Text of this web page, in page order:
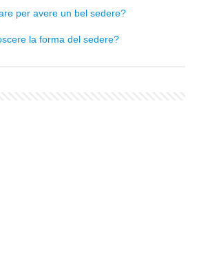
per avere un bel sedere?
la forma del sedere?